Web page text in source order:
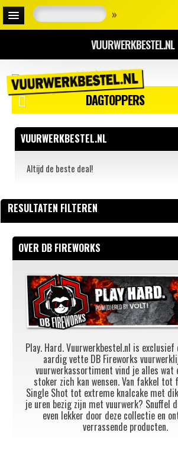
»
VUURWERKBESTEL.NL
DAGTOPPERS
VUURWERKBESTEL.NL
Altijd de beste deal!
RESULTATEN FILTEREN
OVER DB FIREWORKS
Play. Hard. Vuurwerkbestel.nl is exclusief
aardig vette DB Fireworks
vuurwerkassortiment vind je alles wat
stoker zich kan wensen. Van fakkel tot
Single Shot tot extreme knalcake met
je uren bezig zijn met vuurwerk? Snuffel
even lekker door deze collectie en
verrassende producten.